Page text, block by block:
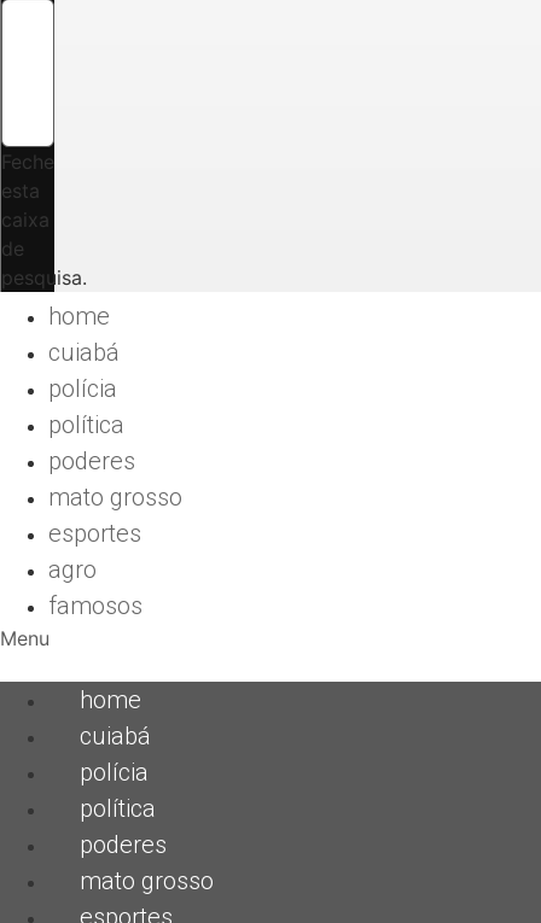
Feche
esta
caixa
de
pesquisa.
home
cuiabá
polícia
política
poderes
mato grosso
esportes
agro
famosos
Menu
home
cuiabá
polícia
política
poderes
mato grosso
esportes